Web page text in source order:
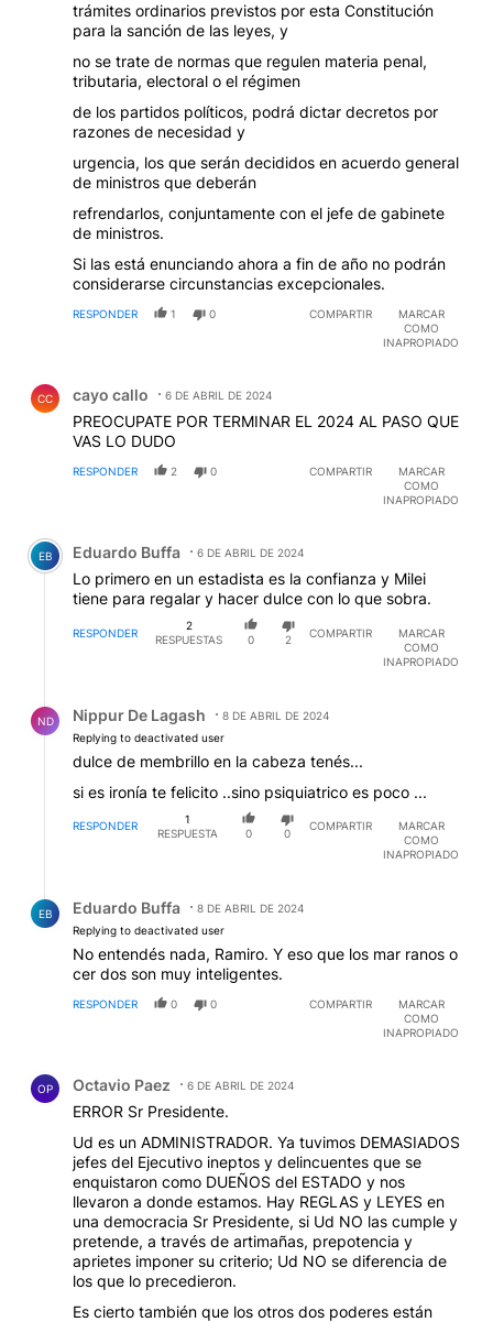
trámites ordinarios previstos por esta Constitución
para la sanción de las leyes, y
no se trate de normas que regulen materia penal,
tributaria, electoral o el régimen
de los partidos políticos, podrá dictar decretos por
razones de necesidad y
urgencia, los que serán decididos en acuerdo general
de ministros que deberán
refrendarlos, conjuntamente con el jefe de gabinete
de ministros.
Si las está enunciando ahora a fin de año no podrán
considerarse circunstancias excepcionales.
RESPONDER 1 0 COMPARTIR
MARCAR
COMO
INAPROPIADO
CC cayo callo 6 DE ABRIL DE 2024
PREOCUPATE POR TERMINAR EL 2024 AL PASO QUE
VAS LO DUDO
RESPONDER 2 0 COMPARTIR
MARCAR
COMO
INAPROPIADO
Comentario de Eduardo Buffa.
EB Eduardo Buffa 6 DE ABRIL DE 2024
Lo primero en un estadista es la confianza y Milei
tiene para regalar y hacer dulce con lo que sobra.
RESPONDER
2
RESPUESTAS
0 2
COMPARTIR
MARCAR
COMO
INAPROPIADO
ND Nippur De Lagash
8 DE ABRIL DE 2024
Replying to deactivated user
dulce de membrillo en la cabeza tenés...
si es ironía te felicito ..sino psiquiatrico es poco ...
RESPONDER
1
RESPUESTA
0 0
COMPARTIR
MARCAR
COMO
INAPROPIADO
EB Eduardo Buffa
8 DE ABRIL DE 2024
Replying to deactivated user
No entendés nada, Ramiro. Y eso que los mar ranos o
cer dos son muy inteligentes.
RESPONDER 0 0 COMPARTIR
MARCAR
COMO
INAPROPIADO
OP Octavio Paez 6 DE ABRIL DE 2024
ERROR Sr Presidente.
Ud es un ADMINISTRADOR. Ya tuvimos DEMASIADOS
jefes del Ejecutivo ineptos y delincuentes que se
enquistaron como DUEÑOS del ESTADO y nos
llevaron a donde estamos. Hay REGLAS y LEYES en
una democracia Sr Presidente, si Ud NO las cumple y
pretende, a través de artimañas, prepotencia y
aprietes imponer su criterio; Ud NO se diferencia de
los que lo precedieron.
Es cierto también que los otros dos poderes están